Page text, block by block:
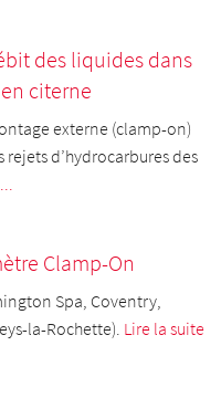
des liquides dans
citerne
externe (clamp-on)
d’hydrocarbures des
Clamp-On
Spa, Coventry,
la-Rochette). Lire la suite